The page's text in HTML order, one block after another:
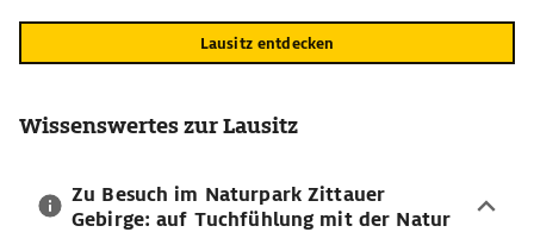
Spremberg gilt als Perle der Lausitz und ist ebenso wie
Altdöbern mit dem gleichnamigen Schloss ein lohnenswertes
Willkommen im Lausitzer Seenland:
bis heute nachhaltig verändert und die Region reizvoll für eine
ausgedehnte Reise gemacht. Eines der schönsten Ziele für den
Lausitz entdecken
Wissenswertes zur Lausitz
Zu Besuch im Naturpark Zittauer
Gebirge: auf Tuchfühlung mit der Natur